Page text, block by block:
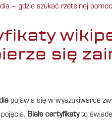
– gdzie szukać rzetelnej
się
pojawia się w wyszukiwarce
Białe certyfikatyto